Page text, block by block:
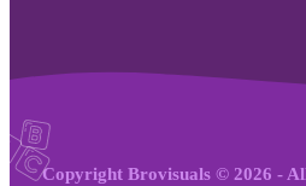
Copyright Brovisuals © 2026 -